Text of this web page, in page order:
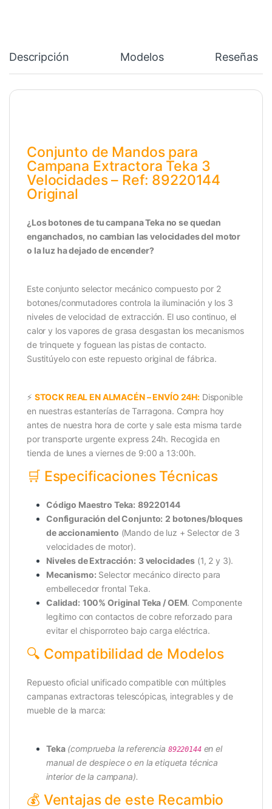
Descripción Modelos Reseñas
Conjunto de Mandos para
Campana Extractora Teka 3
Velocidades – Ref: 89220144
Original
¿Los botones de tu campana Teka no se quedan
enganchados, no cambian las velocidades del motor
o la luz ha dejado de encender?
Este conjunto selector mecánico compuesto por 2
botones/conmutadores controla la iluminación y los 3
niveles de velocidad de extracción. El uso continuo, el
calor y los vapores de grasa desgastan los mecanismos
de trinquete y foguean las pistas de contacto.
Sustitúyelo con este repuesto original de fábrica.
⚡ STOCK REAL EN ALMACÉN – ENVÍO 24H:Disponible
en nuestras estanterías de Tarragona. Compra hoy
antes de nuestra hora de corte y sale esta misma tarde
por transporte urgente express 24h. Recogida en
tienda de lunes a viernes de 9:00 a 13:00h.
🛒 Especificaciones Técnicas
Código Maestro Teka: 89220144
Configuración del Conjunto: 2 botones/bloques
de accionamiento (Mando de luz + Selector de 3
velocidades de motor).
Niveles de Extracción: 3 velocidades(1, 2 y 3).
Mecanismo: Selector mecánico directo para
embellecedor frontal Teka.
Calidad: 100% Original Teka / OEM. Componente
legítimo con contactos de cobre reforzado para
evitar el chisporroteo bajo carga eléctrica.
🔍 Compatibilidad de Modelos
Repuesto oficial unificado compatible con múltiples
campanas extractoras telescópicas, integrables y de
mueble de la marca:
Teka (comprueba la referencia 89220144en el
manual de despiece o en la etiqueta técnica
interior de la campana).
💰 Ventajas de este Recambio